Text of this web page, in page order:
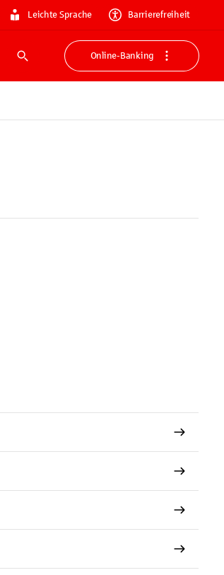
Leichte Sprache Barrierefreiheit
Suche
Online-Banking